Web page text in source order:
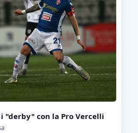
"derby" con la Pro Vercelli